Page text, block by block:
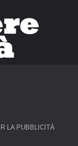
LA PUBBLICITÀ